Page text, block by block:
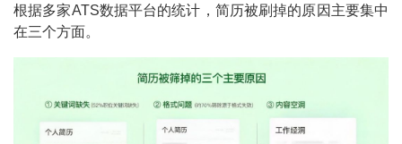
根据多家ATS数据平台的统计，简历被刷掉的原因主要集中
在三个方面。